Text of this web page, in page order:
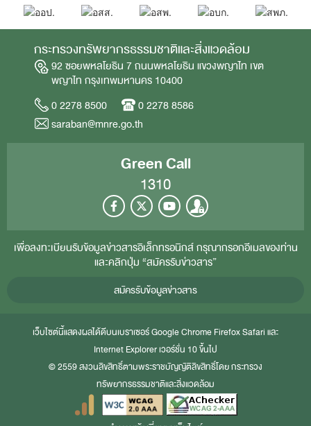
กระทรวงทรัพยากรธรรมชาติและสิ่งแวดล้อม
92 ซอยพหลโยธิน 7 ถนนพหลโยธิน แขวงพญาไท เขต
พญาไท กรุงเทพมหานคร 10400
0 2278 8500
0 2278 8586
saraban@mnre.go.th
Green Call
1310
เพื่อลงทะเบียนรับข้อมูลข่าวสารอิเล็กทรอนิกส์ กรุณากรอกอีเมลของท่าน
และคลิกปุ่ม “สมัครรับข่าวสาร”
สมัครรับข้อมูลข่าวสาร
เว็บไซต์นี้แสดงผลได้ดีบนเบราเซอร์Google Chrome FirefoxSafari และ
Internet Explorer เวอร์ชั่น 10 ขึ้นไป
© 2559 สงวนลิขสิทธิ์ตามพระราชบัญญัติลิขสิทธิ์โดย กระทรวง
ทรัพยากรธรรมชาติและสิ่งแวดล้อม